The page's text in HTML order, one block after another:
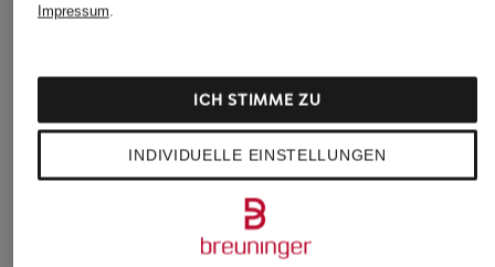
Weitere Kategorien
Polo Ralph Lauren Jacken
Impressum.
INDIVIDUELLE EINSTELLUNGEN
ICH STIMME ZU